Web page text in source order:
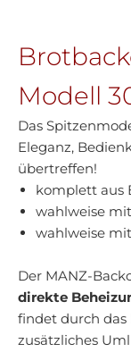
Modell
Das
Eleganz,
übertreffen!
komplett aus
wahlweise
wahlweise
Der MANZ-
direkte
findet durch das
zusätzliches